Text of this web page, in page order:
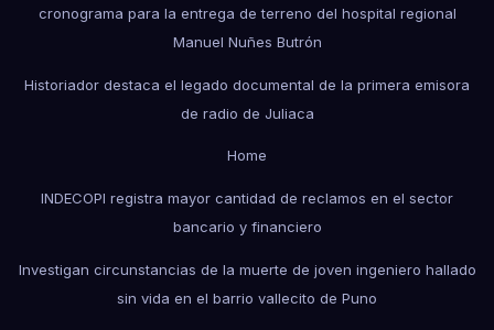
cronograma para la entrega de terreno del hospital regional
Manuel Nuñes Butrón
Historiador destaca el legado documental de la primera emisora
de radio de Juliaca
Home
INDECOPI registra mayor cantidad de reclamos en el sector
bancario y financiero
Investigan circunstancias de la muerte de joven ingeniero hallado
sin vida en el barrio vallecito de Puno